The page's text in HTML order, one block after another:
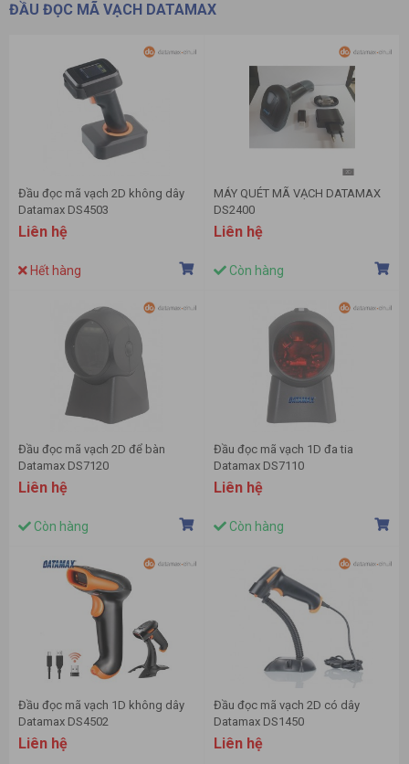
ĐẦU ĐỌC MÃ VẠCH DATAMAX
Đầu đọc mã vạch 2D không dây
Datamax DS4503
Liên hệ
Hết hàng
MÁY QUÉT MÃ VẠCH DATAMAX
DS2400
Liên hệ
Còn hàng
Đầu đọc mã vạch 2D để bàn
Datamax DS7120
Liên hệ
Còn hàng
Đầu đọc mã vạch 1D đa tia
Datamax DS7110
Liên hệ
Còn hàng
Đầu đọc mã vạch 1D không dây
Datamax DS4502
Liên hệ
Đầu đọc mã vạch 2D có dây
Datamax DS1450
Liên hệ